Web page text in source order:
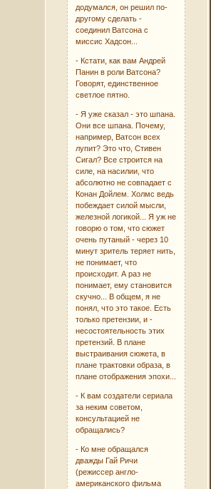
додумался, он решил по-
другому сделать -
соединил Ватсона с
миссис Хадсон...
- Кстати, как вам Андрей
Панин в роли Ватсона?
Говорят, единственное
светлое пятно.
- Я уже сказал - это шпана.
Они все шпана. Почему,
например, Ватсон всех
лупит? Это что, Стивен
Сигал? Все строится на
силе, на насилии, что
абсолютно не совпадает с
Конан Дойлем. Холмс ведь
побеждает силой мысли,
железной логикой... Я уж не
говорю о том, что сюжет
очень путаный - через 10
минут зритель теряет нить,
не понимает, что
происходит. А раз не
понимает, ему становится
скучно... В общем, я не
понял, что это такое. Есть
только претензии, и -
несостоятельность этих
претензий. В плане
выстраивания сюжета, в
плане трактовки образа, в
плане отображения эпохи...
- К вам создатели сериала
за неким советом,
консультацией не
обращались?
- Ко мне обращался
дважды Гай Ричи
(режиссер англо-
американского фильма